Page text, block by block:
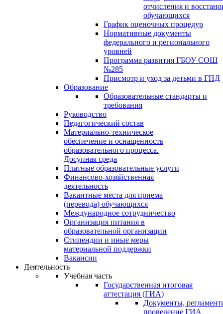
отчисления и
обучающихся
График оценочных процедур
Нормативные документы
федерального и регионального
уровней
Программа развития ГБОУ СОШ
№285
Присмотр и уход за детьми в ГПД
Образование
Образовательные стандарты и
требования
Руководство
Педагогический состав
Материально-техническое
обеспечение и оснащенность
образовательного процесса.
Досупная среда
Платные образовательные услуги
Финансово-хозяйственная
деятельность
Вакантные места для приема
(перевода) обучающихся
Международное сотрудничество
Организация питания в
образовательной организации
Стипендии и иные меры
материальной поддержки
Вакансии
Деятельность
Учебная часть
Государственная итоговая
аттестация (ГИА)
Документы,
проведение ГИА